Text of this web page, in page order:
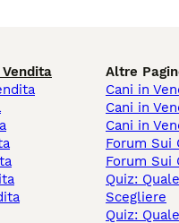
Altre
Cani in
Cani in
Cani in
Forum Sui
Forum Sui
Quiz:
Scegliere
Quiz: